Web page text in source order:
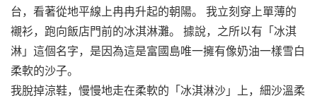
台，看著從地平線上冉冉升起的朝陽。 我立刻穿上單薄的
襯衫，跑向飯店門前的冰淇淋灘。 據說，之所以有「冰淇
淋」這個名字，是因為這是富國島唯一擁有像奶油一樣雪白
柔軟的沙子。
我脫掉涼鞋，慢慢地走在柔軟的「冰淇淋沙」上，細沙溫柔